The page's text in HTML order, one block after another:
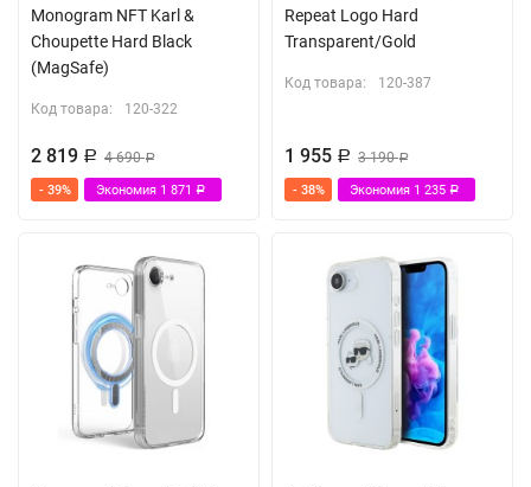
Monogram NFT Karl &
Choupette Hard Black
(MagSafe)
Код товара: 120-322
2 819 Р 4 690Р
- 39% Экономия 1 871 Р
Repeat Logo Hard
Transparent/Gold
Код товара: 120-387
1 955 Р 3 190Р
- 38% Экономия 1 235 Р